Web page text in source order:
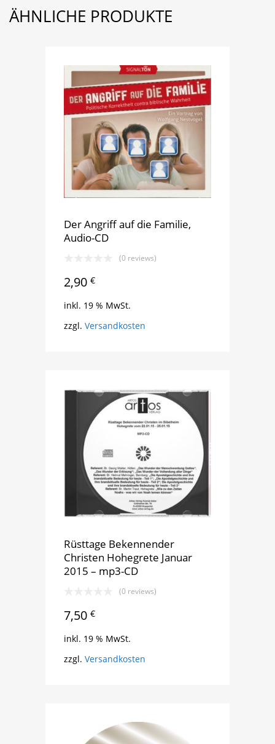
ÄHNLICHE PRODUKTE
Der Angriff auf die Familie,
Audio-CD
(0 reviews)
2,90 €
inkl. 19 % MwSt.
zzgl. Versandkosten
Rüsttage Bekennender
Christen Hohegrete Januar
2015 – mp3-CD
(0 reviews)
7,50 €
inkl. 19 % MwSt.
zzgl. Versandkosten